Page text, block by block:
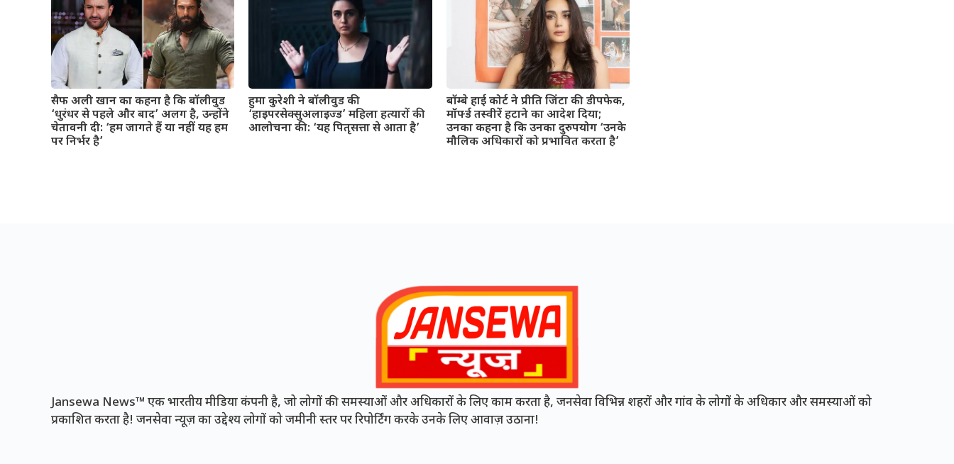
सैफ अली खान का कहना है कि बॉलीवुड
‘धुरंधर से पहले और बाद’ अलग है, उन्होंने
चेतावनी दी: ‘हम जागते हैं या नहीं यह हम
पर निर्भर है’
हुमा कुरेशी ने बॉलीवुड की
‘हाइपरसेक्सुअलाइज्ड’ महिला हत्यारों की
आलोचना की: ‘यह पितृसत्ता से आता है’
बॉम्बे हाई कोर्ट ने प्रीति जिंटा की डीपफेक,
मॉर्फ्ड तस्वीरें हटाने का आदेश दिया;
उनका कहना है कि उनका दुरुपयोग ‘उनके
मौलिक अधिकारों को प्रभावित करता है’
Jansewa News™ एक भारतीय मीडिया कंपनी है, जो लोगों की समस्याओं और अधिकारों के लिए काम करता है, जनसेवा विभिन्न शहरों और गांव के लोगों के अधिकार और समस्याओं को
प्रकाशित करता है! जनसेवा न्यूज़ का उद्देश्य लोगों को जमीनी स्तर पर रिपोर्टिंग करके उनके लिए आवाज़ उठाना!